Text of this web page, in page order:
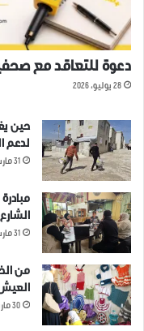
دعوة للتعاقد مع
28 يوليو، 2026
حين
لدعم
31 مارس، 2026
الشارع
31 مارس، 2026
من
30 مارس، 2026